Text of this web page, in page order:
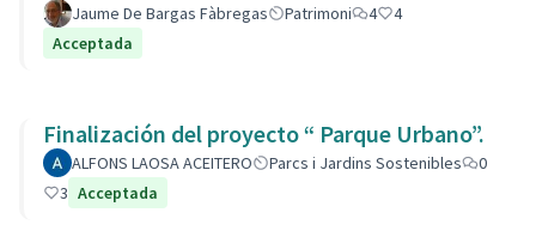
Jaume De Bargas Fàbregas Patrimoni 4
4
Acceptada
Finalización del proyecto “ Parque Urbano”.
ALFONS LAOSA ACEITERO Parcs i Jardins Sostenibles
0
3 Acceptada